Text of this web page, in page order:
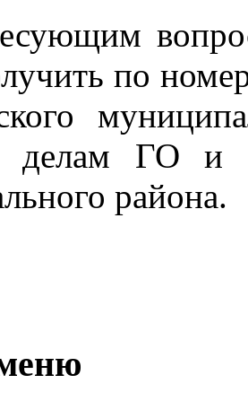
по
делам ГО и
района.